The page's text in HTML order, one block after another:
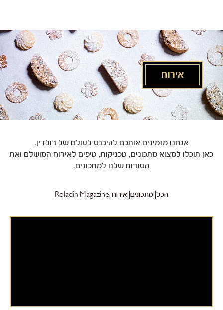
אירוח
אנחנו מזמינים אותכם להיכנס לעולם של רולדין.
כאן תוכלו למצוא מתכונים, טכניקות, טיפים לאירוח המושלם ואת
הסודות שלנו למתכונים.
הכל מתכונים אירוח Roladin Magazine